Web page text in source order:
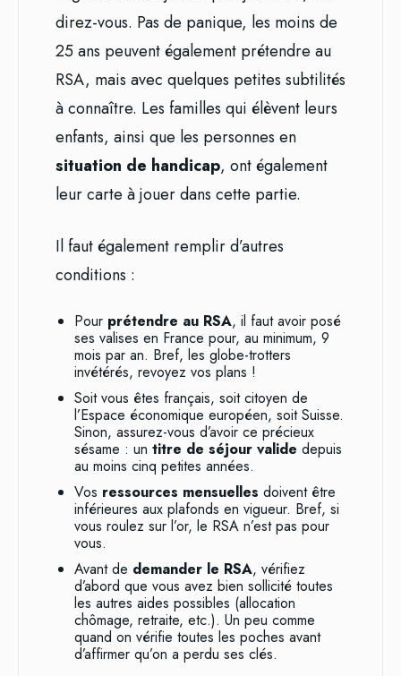
direz-vous. Pas de panique, les moins de
25 ans peuvent également prétendre au
RSA, mais avec quelques petites subtilités
à connaître. Les familles qui élèvent leurs
enfants, ainsi que les personnes en
situation de handicap, ont également
leur carte à jouer dans cette partie.
Il faut également remplir d’autres
conditions :
Pour prétendre au RSA, il faut avoir posé
ses valises en France pour, au minimum, 9
mois par an. Bref, les globe-trotters
invétérés, revoyez vos plans !
Soit vous êtes français, soit citoyen de
l’Espace économique européen, soit Suisse.
Sinon, assurez-vous d’avoir ce précieux
sésame : un titre de séjour valide depuis
au moins cinq petites années.
Vos ressources mensuelles doivent être
inférieures aux plafonds en vigueur. Bref, si
vous roulez sur l’or, le RSA n’est pas pour
vous.
Avant de demander le RSA, vérifiez
d’abord que vous avez bien sollicité toutes
les autres aides possibles (allocation
chômage, retraite, etc.). Un peu comme
quand on vérifie toutes les poches avant
d’affirmer qu’on a perdu ses clés.